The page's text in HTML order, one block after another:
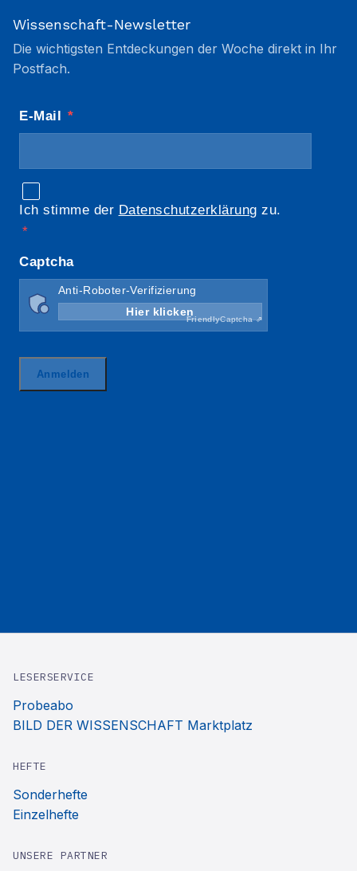
Wissenschaft-Newsletter
Die wichtigsten Entdeckungen der Woche direkt in Ihr
Postfach.
LESERSERVICE
Probeabo
BILD DER WISSENSCHAFT Marktplatz
HEFTE
Sonderhefte
Einzelhefte
UNSERE PARTNER